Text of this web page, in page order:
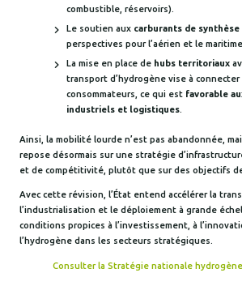
combustible, réservoirs).
Le soutien aux carburants de synthèse
perspectives pour l’aérien et le maritime.
La mise en place de hubs territoriaux
transport d’hydrogène vise à
consommateurs, ce qui est favorable
industriels et logistiques
Ainsi, la mobilité lourde n’est pas abandonnée,
repose désormais sur une stratégie
et de compétitivité, plutôt que sur des objectifs
Avec cette révision, l’État entend accélérer la
l’industrialisation et le déploiement à grande
conditions propices à l’investissement, à
l’hydrogène dans les secteurs stratégiques.
Consulter la Stratégie nationale